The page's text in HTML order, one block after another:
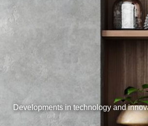
Developments in technology and